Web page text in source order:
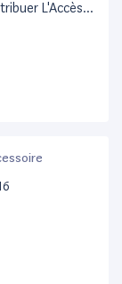
L'Accès
Toute La